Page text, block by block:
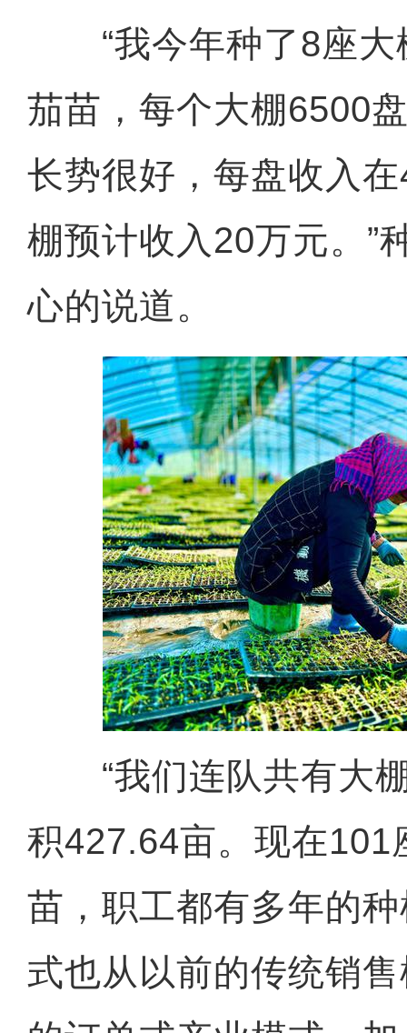
“我今年种了8座大
茄苗，每个大棚6500
长势很好，每盘收入
棚预计收入20万元。”
心的说道。
“我们连队共有大棚
积427.64亩。现在101
苗，职工都有多年的
式也从以前的传统销